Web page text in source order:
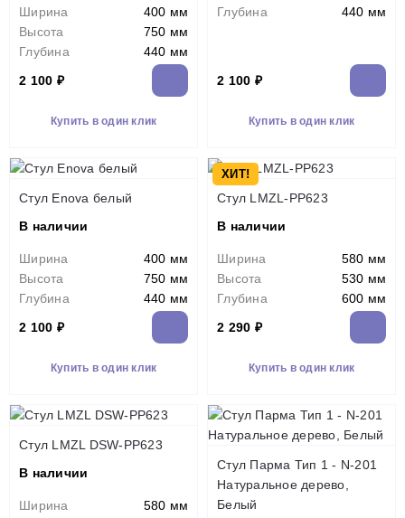
Ширина
400 мм
Высота
750 мм
Глубина
440 мм
2 100 ₽
Купить в один клик
Глубина
440 мм
2 100 ₽
Купить в один клик
Стул Enova белый
В наличии
Ширина
400 мм
Высота
750 мм
Глубина
440 мм
2 100 ₽
Купить в один клик
ХИТ!
Стул LMZL-PP623
В наличии
Ширина
580 мм
Высота
530 мм
Глубина
600 мм
2 290 ₽
Купить в один клик
Стул LMZL DSW-PP623
В наличии
Ширина
580 мм
Стул Парма Тип 1 - N-201
Натуральное дерево,
Белый